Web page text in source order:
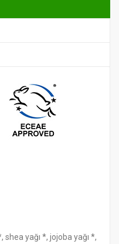
yağı *, jojoba yağı *,